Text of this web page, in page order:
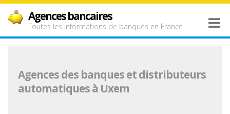
Agences bancaires
Toutes les informations de banques en France
Agences des banques et distributeurs
automatiques à Uxem